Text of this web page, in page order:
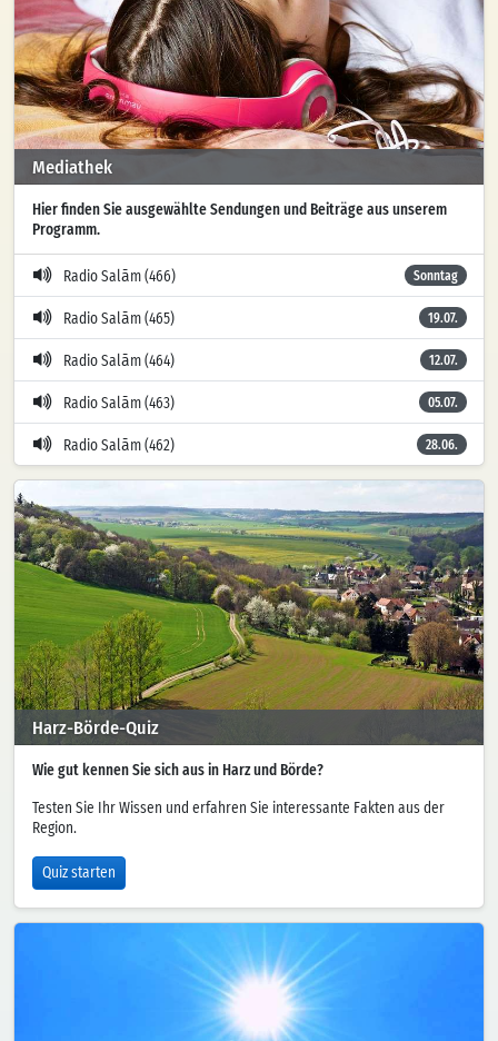
Mediathek
Hier finden Sie ausgewählte Sendungen und Beiträge aus unserem
Programm.
Radio Salām (466) Sonntag
Radio Salām (465) 19.07.
Radio Salām (464) 12.07.
Radio Salām (463) 05.07.
Radio Salām (462) 28.06.
Harz-Börde-Quiz
Wie gut kennen Sie sich aus in Harz und Börde?
Testen Sie Ihr Wissen und erfahren Sie interessante Fakten aus der
Region.
Quiz starten